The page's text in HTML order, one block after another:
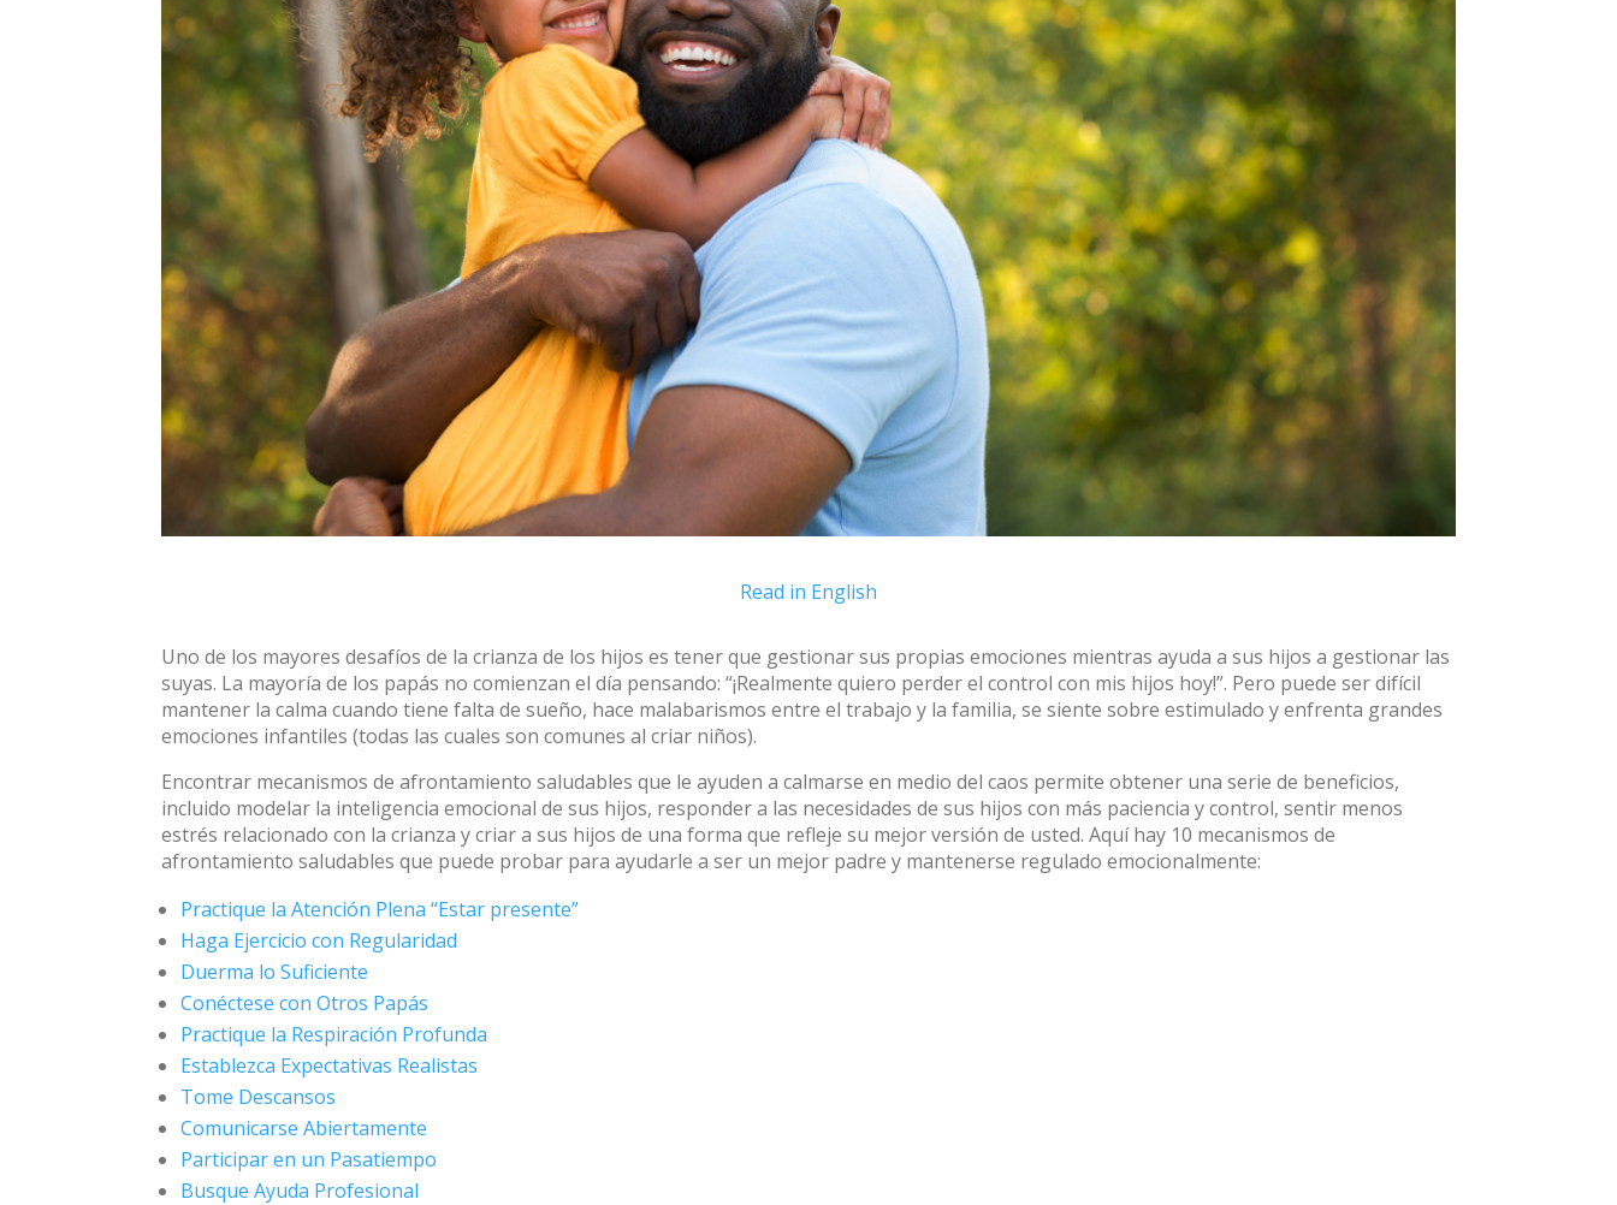
Read in English
Uno de los mayores desafíos de la crianza de los hijos es tener que gestionar sus propias emociones mientras ayuda a sus hijos a gestionar las
suyas. La mayoría de los papás no comienzan el día pensando: “¡Realmente quiero perder el control con mis hijos hoy!”. Pero puede ser difícil
mantener la calma cuando tiene falta de sueño, hace malabarismos entre el trabajo y la familia, se siente sobre estimulado y enfrenta grandes
emociones infantiles (todas las cuales son comunes al criar niños).
Encontrar mecanismos de afrontamiento saludables que le ayuden a calmarse en medio del caos permite obtener una serie de beneficios,
incluido modelar la inteligencia emocional de sus hijos, responder a las necesidades de sus hijos con más paciencia y control, sentir menos
estrés relacionado con la crianza y criar a sus hijos de una forma que refleje su mejor versión de usted. Aquí hay 10 mecanismos de
afrontamiento saludables que puede probar para ayudarle a ser un mejor padre y mantenerse regulado emocionalmente:
Practique la Atención Plena “Estar presente”
Haga Ejercicio con Regularidad
Duerma lo Suficiente
Conéctese con Otros Papás
Practique la Respiración Profunda
Establezca Expectativas Realistas
Tome Descansos
Comunicarse Abiertamente
Participar en un Pasatiempo
Busque Ayuda Profesional